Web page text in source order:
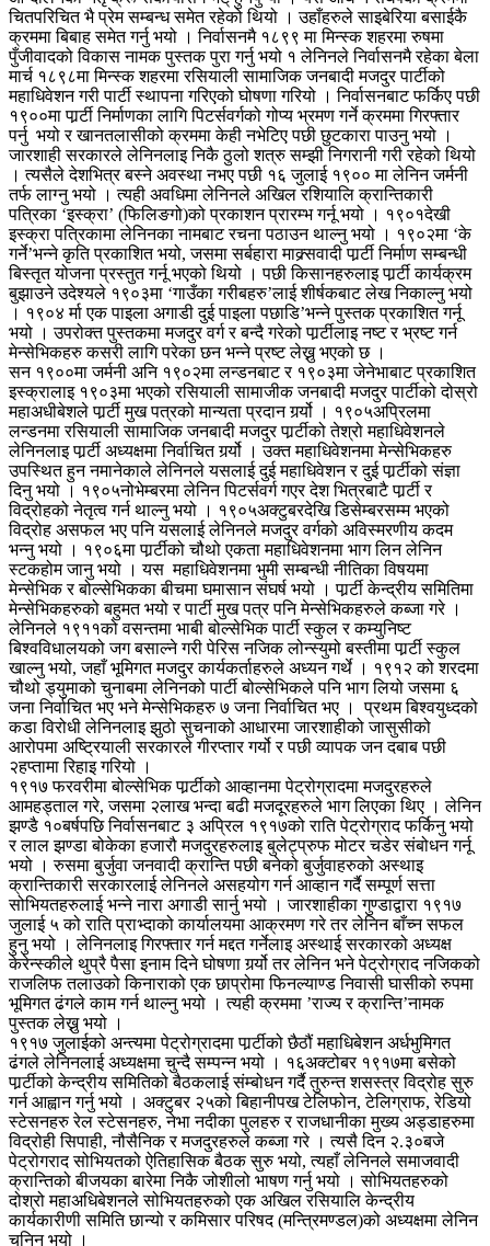
चितपरिचित भै प्रेम सम्बन्ध समेत रहेको थियो । उहाँहरुले साइबेरिया बसाईकै
क्रममा बिबाह समेत गर्नु भयो । निर्वासनमै १८९९ मा मिन्स्क शहरमा रुषमा
पुँजीवादको विकास नामक पुस्तक पुरा गर्नु भयो १ लेनिनले निर्वासनमै रहेका बेला
मार्च १८९८मा मिन्स्क शहरमा रसियाली सामाजिक जनबादी मजदुर पार्टीको
महाधिवेशन गरी पार्टी स्थापना गरिएको घोषणा गरियो । निर्वासनबाट फर्किए पछी
१९००मा पार्र्टी निर्माणका लागि पिटर्सवर्गको गोप्य भ्रमण गर्ने क्रममा गिरफ्तार
पर्नु भयो र खानतलासीको क्रममा केही नभेटिए पछी छुटकारा पाउनु भयो ।
जारशाही सरकारले लेनिनलाइ निकै ठुलो शत्रु सम्झी निगरानी गरी रहेको थियो
। त्यसैले देशभित्र बस्ने अवस्था नभए पछी १६ जुलाई १९०० मा लेनिन जर्मनी
तर्फ लाग्नु भयो । त्यही अवधिमा लेनिनले अखिल रशियालि क्रान्तिकारी
पत्रिका ‘इस्क्रा’ (फिलिङगो)को प्रकाशन प्रारम्भ गर्नू भयो । १९०१देखी
इस्क्रा पत्रिकामा लेनिनका नामबाट रचना पठाउन थाल्नु भयो । १९०२मा ‘के
गर्ने’भन्ने कृति प्रकाशित भयो, जसमा सर्बहारा माक्र्सवादी पार्र्टी निर्माण सम्बन्धी
बिस्तृत योजना प्रस्तुत गर्नू भएको थियो । पछी किसानहरुलाइ पार्र्टी कार्यक्रम
बुझाउने उदेश्यले १९०३मा ‘गाउँका गरीबहरु’लाई शीर्षकबाट लेख निकाल्नु भयो
। १९०४ र्मा एक पाइला अगाडी दुई पाइला पछाडि’भन्ने पुस्तक प्रकाशित गर्नू
भयो । उपरोक्त पुस्तकमा मजदुर वर्ग र बन्दै गरेको पार्र्टीलाइ नष्ट र भ्रष्ट गर्न
मेन्सेभिकहरु कसरी लागि परेका छन भन्ने प्रष्ट लेख्नु भएको छ ।
सन १९००मा जर्मनी अनि १९०२मा लन्डनबाट र १९०३मा जेनेभाबाट प्रकाशित
इस्क्रालाइ १९०३मा भएको रसियाली सामाजीक जनबादी मजदुर पार्टीको दोस्रो
महाअधीबेशले पार्र्टी मुख पत्रको मान्यता प्रदान गर्र्यो । १९०५अप्रिलमा
लन्डनमा रसियाली सामाजिक जनबादी मजदुर पार्र्टीको तेश्रो महाधिवेशनले
लेनिनलाइ पार्र्टी अध्यक्षमा निर्वाचित गर्र्यो । उक्त महाधिवेशनमा मेन्सेभिकहरु
उपस्थित हुन नमानेकाले लेनिनले यसलाई दुई महाधिवेशन र दुई पार्र्टीको संज्ञा
दिनु भयो । १९०५नोभेम्बरमा लेनिन पिटर्सवर्ग गएर देश भित्रबाटै पार्र्टी र
विद्रोहको नेतृत्व गर्न थाल्नु भयो । १९०५अक्टुबरदेखि डिसेम्बरसम्म भएको
विद्रोह असफल भए पनि यसलाई लेनिनले मजदुर वर्गको अविस्मरणीय कदम
भन्नु भयो । १९०६मा पार्र्टीको चौथो एकता महाधिवेशनमा भाग लिन लेनिन
स्टकहोम जानु भयो । यस महाधिवेशनमा भुमी सम्बन्धी नीतिका विषयमा
मेन्सेभिक र बोल्सेभिकका बीचमा घमासान संघर्ष भयो । पार्र्टी केन्द्रीय समितिमा
मेन्सेभिकहरुको बहुमत भयो र पार्टी मुख पत्र पनि मेन्सेभिकहरुले कब्जा गरे ।
लेनिनले १९११को वसन्तमा भाबी बोल्सेभिक पार्टी स्कुल र कम्युनिष्ट
बिश्वविधालयको जग बसाल्ने गरी पेरिस नजिक लोन्स्युमो बस्तीमा पार्र्टी स्कुल
खाल्नु भयो, जहाँ भूमिगत मजदुर कार्यकर्ताहरुले अध्यन गर्थे । १९१२ को शरदमा
चौथो ड्युमाको चुनाबमा लेनिनको पार्टी बोल्सेभिकले पनि भाग लियो जसमा ६
जना निर्वाचित भए भने मेन्सेभिकहरु ७ जना निर्वाचित भए । प्रथम बिश्वयुध्दको
कडा विरोधी लेनिनलाइ झुठो सुचनाको आधारमा जारशाहीको जासुसीको
आरोपमा अष्ट्रियाली सरकारले गीरप्तार गर्यो र पछी व्यापक जन दबाब पछी
२हप्तामा रिहाइ गरियो ।
१९१७ फरवरीमा बोल्सेभिक पार्र्टीको आव्हानमा पेट्रोग्रादमा मजदुरहरुले
आमहड्ताल गरे, जसमा २लाख भन्दा बढी मजदूरहरुले भाग लिएका थिए । लेनिन
झण्डै १०बर्षपछि निर्वासनबाट ३ अप्रिल १९१७को राति पेट्रोग्राद फर्किनु भयो
र लाल झण्डा बोकेका हजारौ मजदुरहरुलाइ बुलेट्प्रुफ मोटर चडेर संबोधन गर्नू
भयो । रुसमा बुर्जुवा जनवादी क्रान्ति पछी बनेको बुर्जुवाहरुको अस्थाइ
क्रान्तिकारी सरकारलाई लेनिनले असहयोग गर्न आव्हान गर्दै सम्पूर्ण सत्ता
सोभियतहरुलाई भन्ने नारा अगाडी सार्नु भयो । जारशाहीका गुण्डाद्वारा १९१७
जुलाई ५ को राति प्राभ्दाको कार्यालयमा आक्रमण गरे तर लेनिन बाँच्न सफल
हुनु भयो । लेनिनलाइ गिरफ्तार गर्न मद्दत गर्नेलाइ अस्थाई सरकारको अध्यक्ष
केरेन्स्कीले थुप्रै पैसा इनाम दिने घोषणा गर्र्यो तर लेनिन भने पेट्रोग्राद नजिकको
राजलिफ तलाउको किनाराको एक छाप्रोमा फिनल्याण्ड निवासी घासीको रुपमा
भूमिगत ढंगले काम गर्न थाल्नु भयो । त्यही क्रममा ’राज्य र क्रान्ति’नामक
पुस्तक लेख्नु भयो ।
१९१७ जुलाईको अन्त्यमा पेट्रोग्रादमा पार्र्टीको छैठौं महाधिबेशन अर्धभुमिगत
ढंगले लेनिनलाई अध्यक्षमा चुन्दै सम्पन्न भयो । १६अक्टोबर १९१७मा बसेको
पार्र्टीको केन्द्रीय समितिको बैठकलाई संम्बोधन गर्दै तुरुन्त शसस्त्र विद्रोह सुरु
गर्न आह्वान गर्नु भयो । अक्टुबर २५को बिहानीपख टेलिफोन, टेलिग्राफ, रेडियो
स्टेसनहरु रेल स्टेसनहरु, नेभा नदीका पुलहरु र राजधानीका मुख्य अड्डाहरुमा
विद्रोही सिपाही, नौसैनिक र मजदुरहरुले कब्जा गरे । त्यसै दिन २.३०बजे
पेट्रोगराद सोभियतको ऐतिहासिक बैठक सुरु भयो, त्यहाँ लेनिनले समाजवादी
क्रान्तिको बीजयका बारेमा निकै जोशीलो भाषण गर्नु भयो । सोभियतहरुको
दोश्रो महाअधिबेशनले सोभियतहरुको एक अखिल रसियालि केन्द्रीय
कार्यकारीणी समिति छान्यो र कमिसार परिषद (मन्त्रिमण्डल)को अध्यक्षमा लेनिन
चुनिनु भयो ।